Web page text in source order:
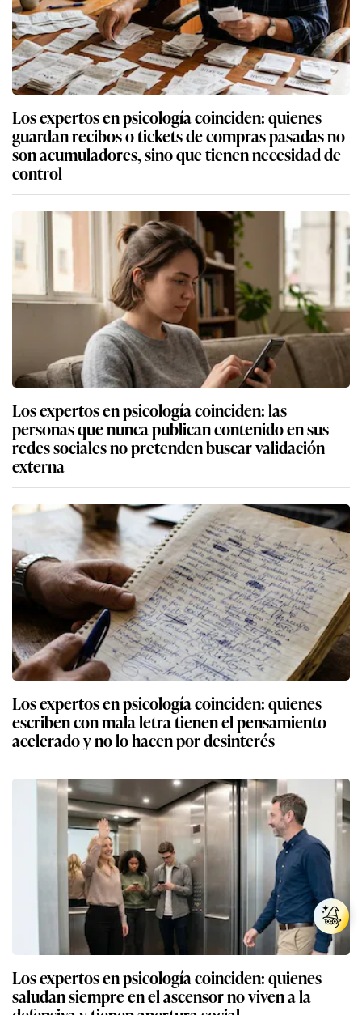
Los expertos en psicología coinciden: quienes
guardan recibos o tickets de compras pasadas no
son acumuladores, sino que tienen necesidad de
control
Los expertos en psicología coinciden: las
personas que nunca publican contenido en sus
redes sociales no pretenden buscar validación
externa
Los expertos en psicología coinciden: quienes
escriben con mala letra tienen el pensamiento
acelerado y no lo hacen por desinterés
Los expertos en psicología coinciden: quienes
saludan siempre en el ascensor no viven a la